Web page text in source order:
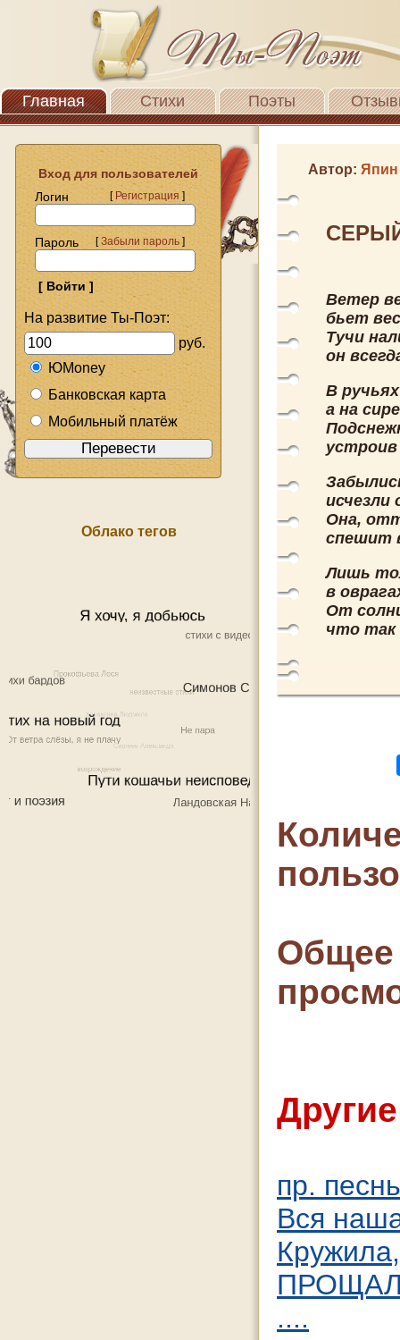
Главная Стихи Поэты
Вход для пользователей
Логин
[Регистрация]
Пароль [Забыли пароль]
На развитие Ты-Поэт:
руб.
ЮMoney
Банковская карта
Мобильный платёж
Облако тегов
Автор: Япин
Ветер
бьет
Тучи
он
В
а на
исчезли
Она,
спешит
Лишь
в
От
что так
Общее
пр.
Вся
....